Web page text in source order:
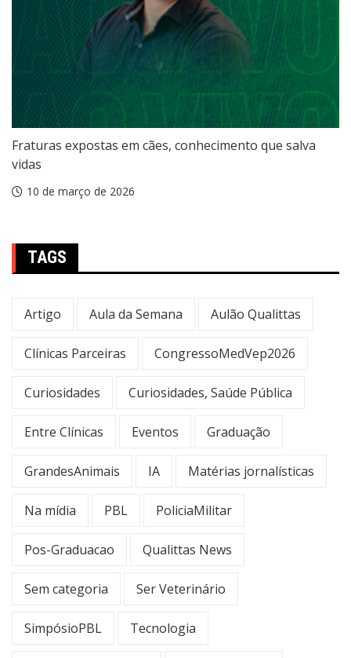
Fraturas expostas em cães, conhecimento que salva
vidas
10 de março de 2026
TAGS
Artigo Aula da Semana Aulão Qualittas
Clínicas Parceiras CongressoMedVep2026
Curiosidades Curiosidades, Saúde Pública
Entre Clínicas Eventos Graduação
GrandesAnimais IA Matérias jornalísticas
Na mídia PBL PoliciaMilitar
Pos-Graduacao Qualittas News
Sem categoria Ser Veterinário
SimpósioPBL Tecnologia